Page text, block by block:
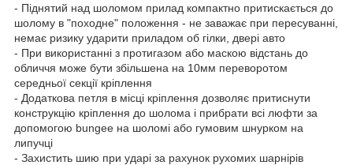
- Піднятий над шоломом прилад компактно притискається до
шолому в "походне" положення - не заважає при пересуванні,
немає ризику ударити приладом об гілки, двері авто
- При використанні з протигазом або маскою відстань до
обличчя може бути збільшена на 10мм переворотом
середньої секції кріплення
- Додаткова петля в місці кріплення дозволяє притиснути
конструкцію кріплення до шолома і прибрати всі люфти за
допомогою bungee на шоломі або гумовим шнурком на
липучці
- Захистить шию при ударі за рахунок рухомих шарнірів